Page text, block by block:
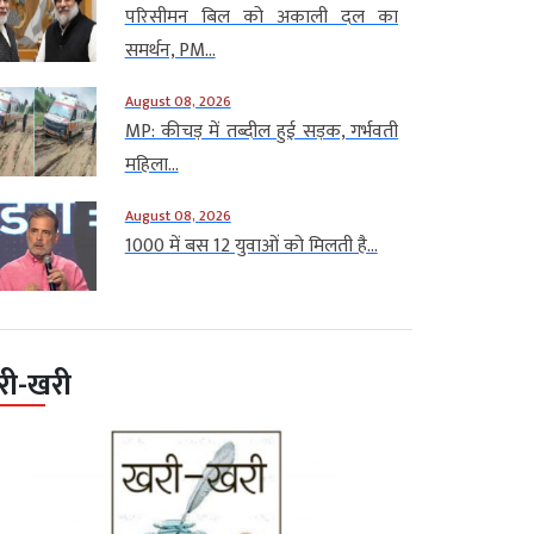
परिसीमन बिल को अकाली दल का
समर्थन, PM...
August 08, 2026
MP: कीचड़ में तब्दील हुई सड़क, गर्भवती
महिला...
August 08, 2026
1000 में बस 12 युवाओं को मिलती है...
खरी